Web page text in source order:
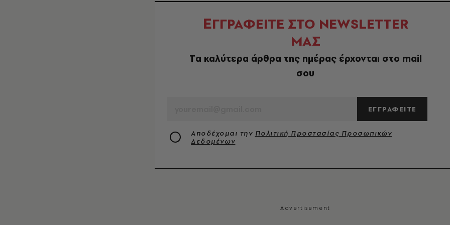
ΕΓΓΡΑΦΕΙΤΕ ΣΤΟ NEWSLETTER
ΜΑΣ
Tα καλύτερα άρθρα της ημέρας έρχονται στο mail
σου
ΕΓΓΡΑΦΕΙΤΕ
Αποδέχομαι την Πολιτική Προστασίας Προσωπικών
Δεδομένων